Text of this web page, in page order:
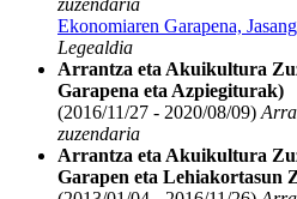
zuzendaria
Ekonomiaren Garapena,
Legealdia
Arrantza eta Akuikultura
Garapena eta Azpiegiturak)
(2016/11/27 - 2020/08/09)
zuzendaria
Arrantza eta Akuikultura
Garapen eta Lehiakortasun